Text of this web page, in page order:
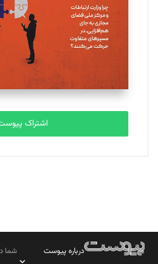
اشتراک
درباره پیوست
شما